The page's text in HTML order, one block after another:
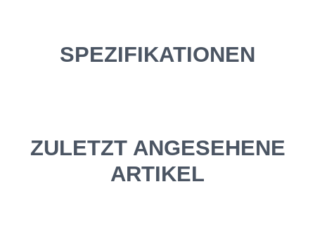
SPEZIFIKATIONEN
ZULETZT ANGESEHENE
ARTIKEL